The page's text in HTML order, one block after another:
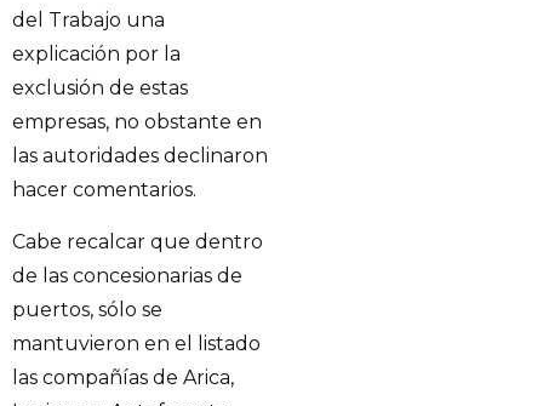
del Trabajo una
explicación por la
exclusión de estas
empresas, no obstante en
las autoridades declinaron
hacer comentarios.
Cabe recalcar que dentro
de las concesionarias de
puertos, sólo se
mantuvieron en el listado
las compañías de Arica,